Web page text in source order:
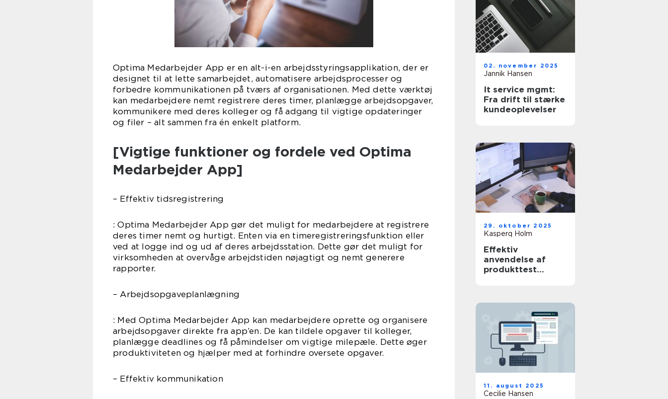
Optima Medarbejder App er en alt-i-en arbejdsstyringsapplikation, der er
designet til at lette samarbejdet, automatisere arbejdsprocesser og
forbedre kommunikationen på tværs af organisationen. Med dette værktøj
kan medarbejdere nemt registrere deres timer, planlægge arbejdsopgaver,
kommunikere med deres kolleger og få adgang til vigtige opdateringer
og filer – alt sammen fra én enkelt platform.
[Vigtige funktioner og fordele ved Optima
Medarbejder App]
– Effektiv tidsregistrering
: Optima Medarbejder App gør det muligt for medarbejdere at registrere
deres timer nemt og hurtigt. Enten via en timeregistreringsfunktion eller
ved at logge ind og ud af deres arbejdsstation. Dette gør det muligt for
virksomheden at overvåge arbejdstiden nøjagtigt og nemt generere
rapporter.
– Arbejdsopgaveplanlægning
: Med Optima Medarbejder App kan medarbejdere oprette og organisere
arbejdsopgaver direkte fra app’en. De kan tildele opgaver til kolleger,
planlægge deadlines og få påmindelser om vigtige milepæle. Dette øger
produktiviteten og hjælper med at forhindre oversete opgaver.
– Effektiv kommunikation
02. november 2025
Jannik Hansen
It service mgmt:
Fra drift til stærke
kundeoplevelser
29. oktober 2025
Kasperq Holm
Effektiv
anvendelse af
produkttest
11. august 2025
Cecilie Hansen